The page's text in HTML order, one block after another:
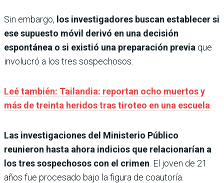
Sin embargo, los investigadores buscan establecer si
ese supuesto móvil derivó en una decisión
espontánea o si existió una preparación previa que
involucró a los tres sospechosos.
Leé también: Tailandia: reportan ocho muertos y
más de treinta heridos tras tiroteo en una escuela
Las investigaciones del Ministerio Público
reunieron hasta ahora indicios que relacionarían a
los tres sospechosos con el crimen . El joven de 21
años fue procesado bajo la figura de coautoría.